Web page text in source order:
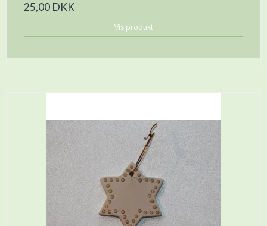
25,00 DKK
Vis produkt